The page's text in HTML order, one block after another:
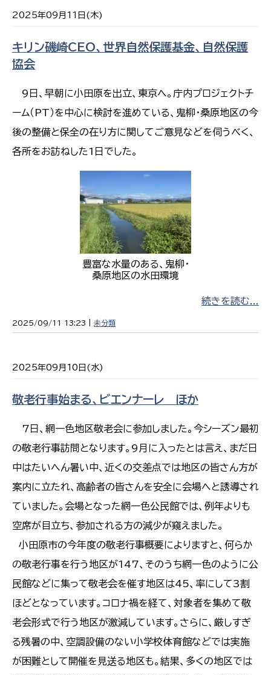
2025年09月11日(木)
キリン磯崎CEO、世界自然保護基金、自然保護
協会
9日、早朝に小田原を出立、東京へ。庁内プロジェクトチ
ーム（PT）を中心に検討を進めている、鬼柳・桑原地区の今
後の整備と保全の在り方に関してご意見などを伺うべく、
各所をお訪ねした1日でした。
豊富な水量のある、鬼柳・
桑原地区の水田環境
続きを読む...
2025/09/11 13:23 | 未分類
2025年09月10日(水)
敬老行事始まる、ビエンナーレ ほか
7日、網一色地区敬老会に参加しました。今シーズン最初
の敬老行事訪問となります。9月に入ったとは言え、まだ日
中はたいへん暑い中、近くの交差点では地区の皆さん方が
案内に立たれ、高齢者の皆さんを安全に会場へと誘導され
ていました。会場となった網一色公民館では、例年よりも
空席が目立ち、参加される方の減少が窺えました。
小田原市の今年度の敬老行事概要によりますと、何らか
の敬老行事を行う地区が147、そのうち網一色のように公
民館などに集って敬老会を催す地区は45、率にして3割
ほどとなっています。コロナ禍を経て、対象者を集めて敬
老会形式で行う地区が激減しています。さらに、厳しすぎ
る残暑の中、空調設備のない小学校体育館などでは実施
が困難として開催を見送る地区も。結果、多くの地区では